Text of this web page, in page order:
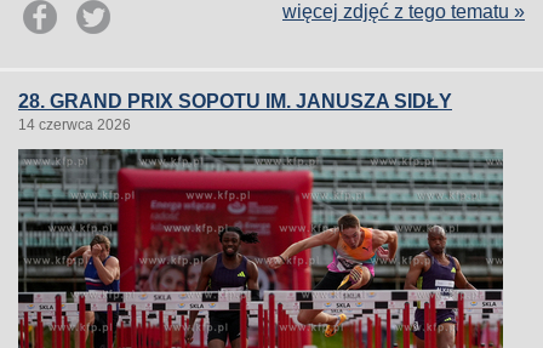
więcej zdjęć z tego tematu »
28. GRAND PRIX SOPOTU IM. JANUSZA SIDŁY
14 czerwca 2026